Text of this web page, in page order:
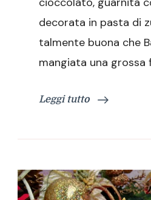
decorata in pasta di
talmente buona che
mangiata una grossa
Leggi tutto